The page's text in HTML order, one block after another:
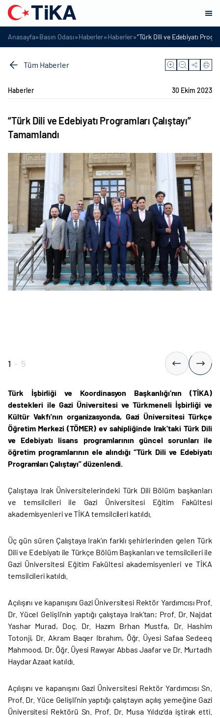
Anasayfa»Basın Odası»Haberler»Haberler»“Türk Dili ve Edebiyatı
Tüm Haberler
Haberler 30 Ekim 2023
“Türk Dili ve Edebiyatı Programları Çalıştayı”
Tamamlandı
1 - 5
Türk İşbirliği ve Koordinasyon Başkanlığı’nın (TİKA)
destekleri ile Gazi Üniversitesi ve Türkmeneli İşbirliği ve
Kültür Vakfı'nın organizasyonda, Gazi Üniversitesi Türkçe
Öğretim Merkezi (TÖMER) ev sahipliğinde Irak'taki Türk Dili
ve Edebiyatı lisans programlarının güncel sorunları ile
öğretim programlarının ele alındığı “Türk Dili ve Edebiyatı
Programları Çalıştayı” düzenlendi.
Çalıştaya Irak Üniversitelerindeki Türk Dili Bölüm başkanları
ve temsilcileri ile Gazi Üniversitesi Eğitim Fakültesi
akademisyenleri ve TİKA temsilcileri katıldı.
Üç gün süren Çalıştaya Irak’ın farklı şehirlerinden gelen Türk
Dili ve Edebiyatı ile Türkçe Bölüm Başkanları ve temsilcileri ile
Gazi Üniversitesi Eğitim Fakültesi akademisyenleri ve TİKA
temsilcileri katıldı.
Açılışını ve kapanışını Gazi Üniversitesi Rektör Yardımcısı Prof.
Dr. Yücel Gelişli’nin yaptığı çalıştaya Irak'tan; Prof. Dr. Najdat
Yashar Murad, Doç. Dr. Hazım Brhan Mustfa, Dr. Hashim
Totonji, Dr. Akram Baqer Ibrahım, Öğr. Üyesi Safaa Sedeeq
Mahmood, Dr. Öğr. Üyesi Rawyar Abbas Jaafar ve Dr. Murtadh
Haydar Azaat katıldı.
Açılışını ve kapanışını Gazi Üniversitesi Rektör Yardımcısı Sn.
Prof. Dr. Yüce Gelişli’nin yaptığı çalıştayın açılış yemeğine Gazi
Üniversitesi Rektörü Sn. Prof. Dr. Musa Yıldız’da iştirak etti.